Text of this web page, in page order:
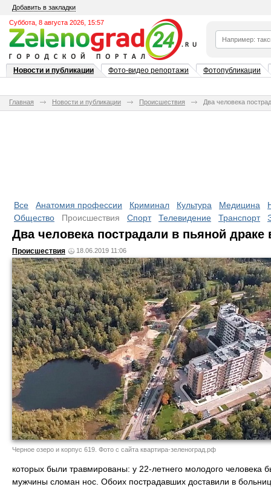
Добавить в закладки
Суббота, 8 августа 2026, 15:57
Новости и публикации Фото-видео репортажи Фотопубликации
Главная Новости и публикации Происшествия Два человека
Все Анатомия профессии Криминал Культура Медицина
Общество
Происшествия Спорт Телевидение Транспорт
Два человека пострадали в пьяной драке
Происшествия 18.06.2019 11:06
Черное озеро и корпус 619. Фото с сайта квартира-зеленоград.рф
которых были травмированы: у 22-летнего молодого человека
мужчины сломан нос. Обоих пострадавших доставили в